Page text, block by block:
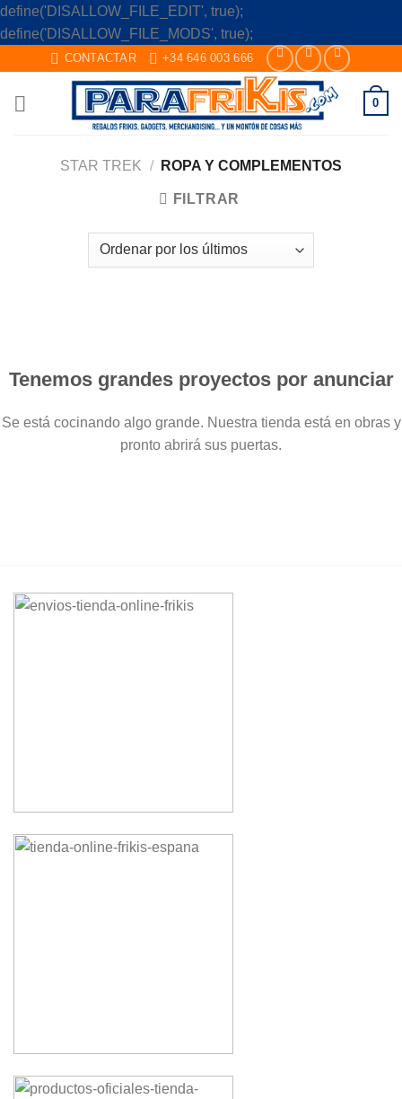
define('DISALLOW_FILE_EDIT', true);
define('DISALLOW_FILE_MODS', true);
to
content
CONTACTAR +34 646 003 666
0
STAR TREK / ROPA Y COMPLEMENTOS
FILTRAR
Tenemos grandes proyectos por anunciar
Se está cocinando algo grande. Nuestra tienda está en obras y
pronto abrirá sus puertas.